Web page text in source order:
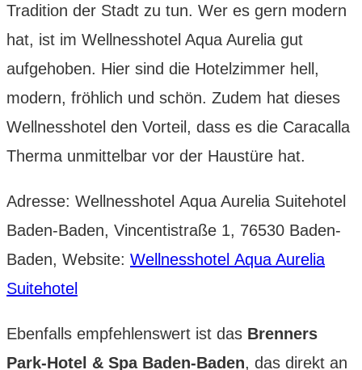
Tradition der Stadt zu tun. Wer es gern modern
hat, ist im Wellnesshotel Aqua Aurelia gut
aufgehoben. Hier sind die Hotelzimmer hell,
modern, fröhlich und schön. Zudem hat dieses
Wellnesshotel den Vorteil, dass es die Caracalla
Therma unmittelbar vor der Haustüre hat.
Adresse: Wellnesshotel Aqua Aurelia Suitehotel
Baden-Baden, Vincentistraße 1, 76530 Baden-
Baden, Website: Wellnesshotel Aqua Aurelia
Suitehotel
Ebenfalls empfehlenswert ist das Brenners
Park-Hotel & Spa Baden-Baden, das direkt an